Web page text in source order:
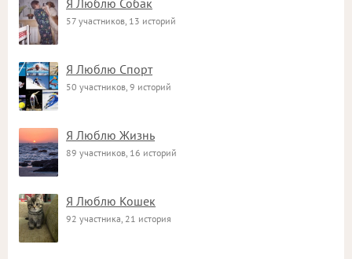
Я Люблю Собак
57 участников, 13 историй
Я Люблю Спорт
50 участников, 9 историй
Я Люблю Жизнь
89 участников, 16 историй
Я Люблю Кошек
92 участника, 21 история